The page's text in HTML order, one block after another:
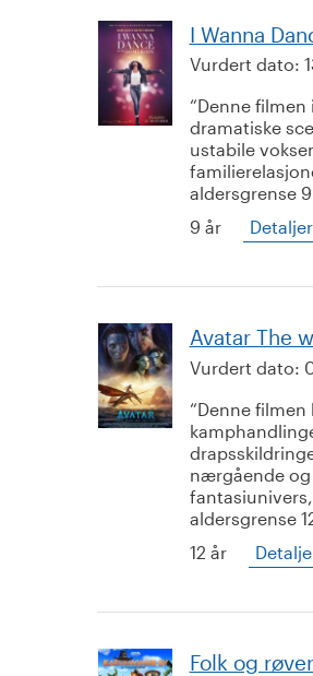
I Wanna
Vurdert dato:
Denne
dramatiske
ustabile
aldersgrense 9
9 år
Detaljer
Avatar The
Vurdert dato:
Denne filmen
nærgående og
aldersgrense
12 år
Folk og